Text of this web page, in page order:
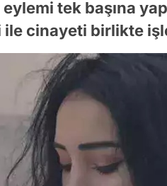
eylemi tek başına
ile cinayeti birlikte